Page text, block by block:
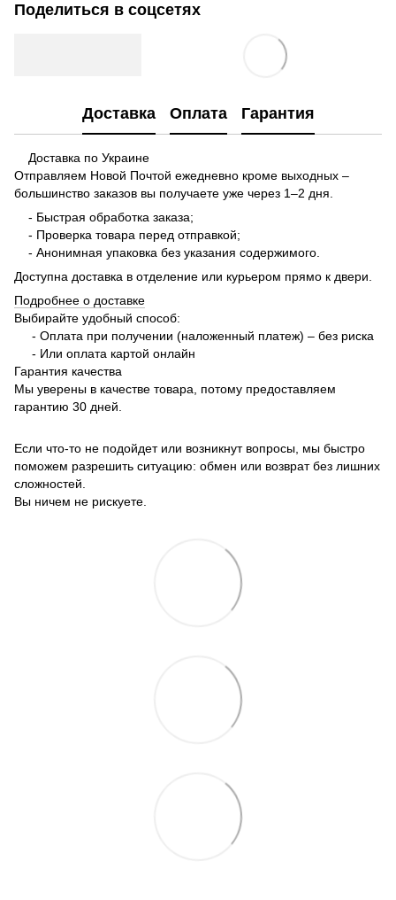
Поделиться в соцсетях
Доставка Оплата Гарантия
Доставка по Украине
Отправляем Новой Почтой ежедневно кроме выходных –
большинство заказов вы получаете уже через 1–2 дня.
- Быстрая обработка заказа;
- Проверка товара перед отправкой;
- Анонимная упаковка без указания содержимого.
Доступна доставка в отделение или курьером прямо к двери.
Подробнее о доставке
Выбирайте удобный способ:
- Оплата при получении (наложенный платеж) – без риска
- Или оплата картой онлайн
Гарантия качества
Мы уверены в качестве товара, потому предоставляем
гарантию 30 дней.
Если что-то не подойдет или возникнут вопросы, мы быстро
поможем разрешить ситуацию: обмен или возврат без лишних
сложностей.
Вы ничем не рискуете.